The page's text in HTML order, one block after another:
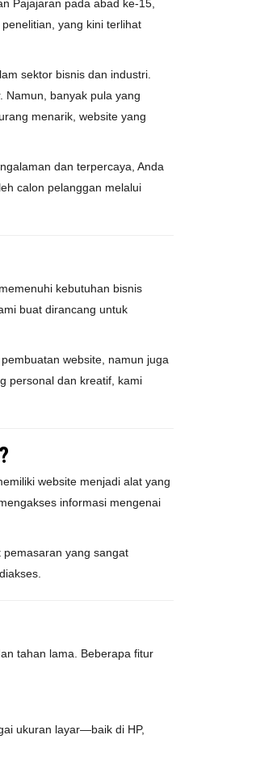
Pajajaran pada abad ke-15,
yang kini terlihat
sektor bisnis dan industri.
Namun, banyak pula yang
menarik, website yang
dan terpercaya, Anda
calon pelanggan melalui
kebutuhan bisnis
buat dirancang untuk
website, namun juga
personal dan kreatif, kami
website menjadi alat yang
informasi mengenai
yang sangat
tahan lama. Beberapa fitur
ukuran layar—baik di HP,